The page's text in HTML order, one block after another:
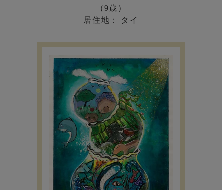
（9歳）
居住地： タイ